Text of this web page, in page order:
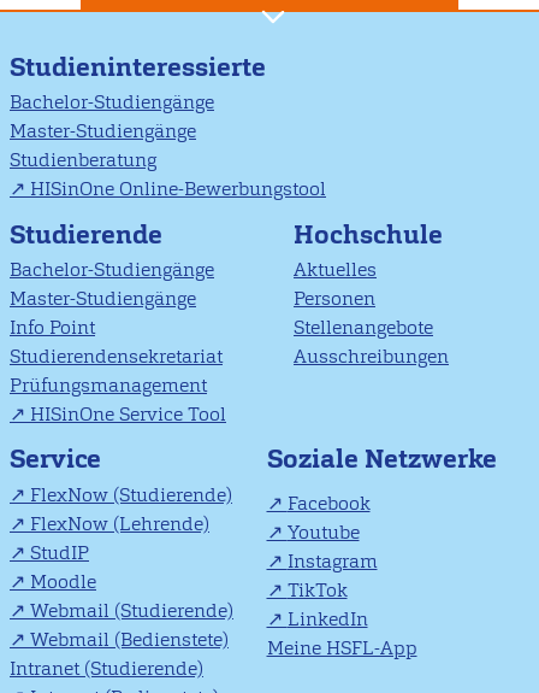
Studieninteressierte
Bachelor-Studiengänge
Master-Studiengänge
Studienberatung
HISinOne Online-Bewerbungstool
Studierende
Bachelor-Studiengänge
Master-Studiengänge
Info Point
Studierendensekretariat
Prüfungsmanagement
HISinOne Service Tool
Hochschule
Aktuelles
Personen
Stellenangebote
Ausschreibungen
Service
FlexNow (Studierende)
FlexNow (Lehrende)
StudIP
Moodle
Webmail (Studierende)
Webmail (Bedienstete)
Intranet (Studierende)
Soziale Netzwerke
Facebook
Youtube
Instagram
TikTok
LinkedIn
Meine HSFL-App